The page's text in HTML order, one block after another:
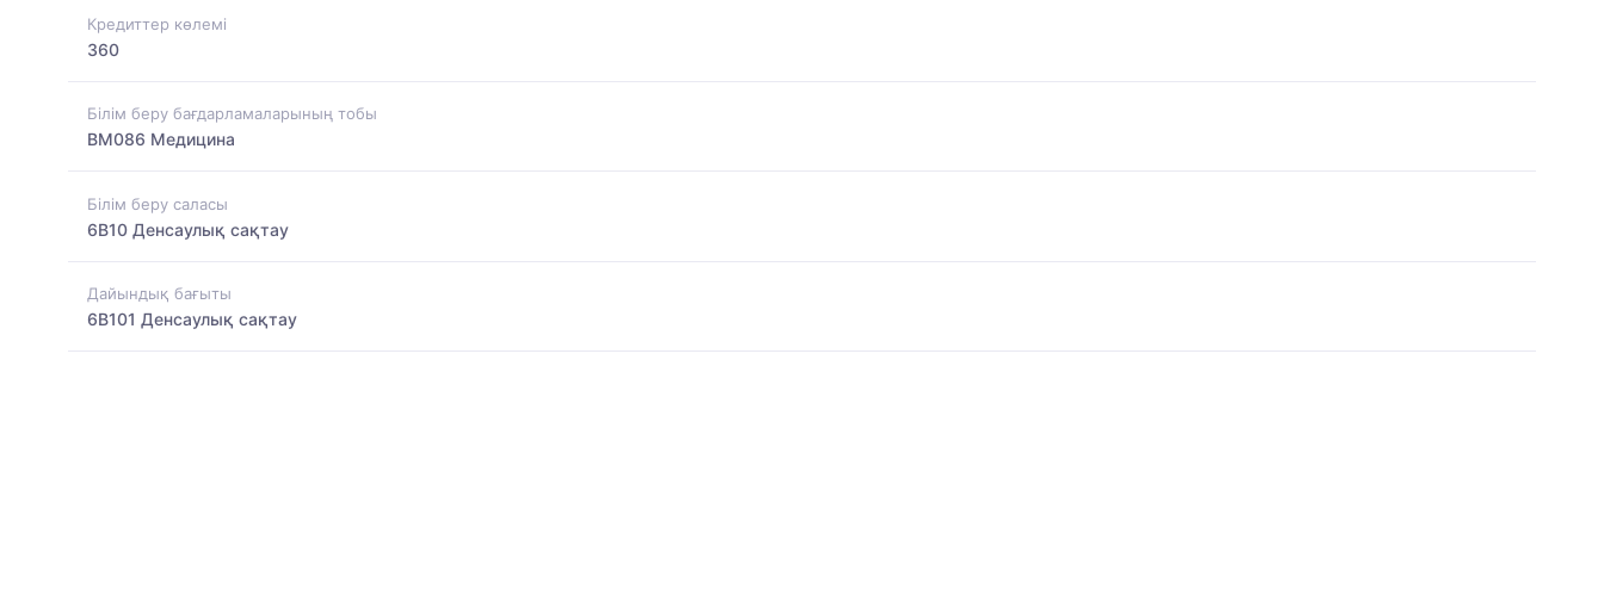
Кредиттер көлемі
360
Білім беру бағдарламаларының тобы
BM086 Медицина
Білім беру саласы
6B10 Денсаулық сақтау
Дайындық бағыты
6B101 Денсаулық сақтау